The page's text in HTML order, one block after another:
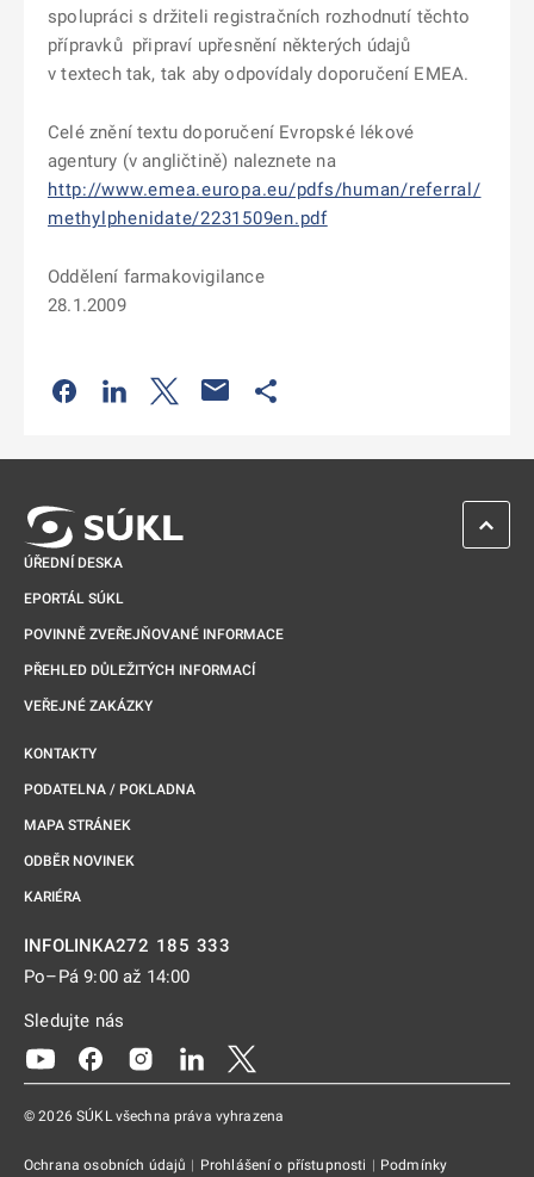
spolupráci s držiteli registračních rozhodnutí těchto
přípravků připraví upřesnění některých údajů
v textech tak, tak aby odpovídaly doporučení EMEA.
Celé znění textu doporučení Evropské lékové
agentury (v angličtině) naleznete na
http://www.emea.europa.eu/pdfs/human/referral/
methylphenidate/2231509en.pdf
Oddělení farmakovigilance
28.1.2009
Odkaz se otevře na nové kartě
Odkaz se otevře na nové kartě
Odkaz se otevře na nové kartě
ÚŘEDNÍ DESKA
EPORTÁL SÚKL
POVINNĚ ZVEŘEJŇOVANÉ INFORMACE
PŘEHLED DŮLEŽITÝCH INFORMACÍ
VEŘEJNÉ ZAKÁZKY
KONTAKTY
PODATELNA / POKLADNA
MAPA STRÁNEK
ODBĚR NOVINEK
KARIÉRA
INFOLINKA272 185 333
Po–Pá 9:00 až 14:00
Sledujte nás
Odkaz se otevře na nové kartě
Odkaz se otevře na nové kartě
Odkaz se otevře na nové kartě
Odkaz se otevře na nové kartě
© 2026 SÚKL všechna práva vyhrazena
Ochrana osobních údajů | Prohlášení o přístupnosti | Podmínky
ZPĚT